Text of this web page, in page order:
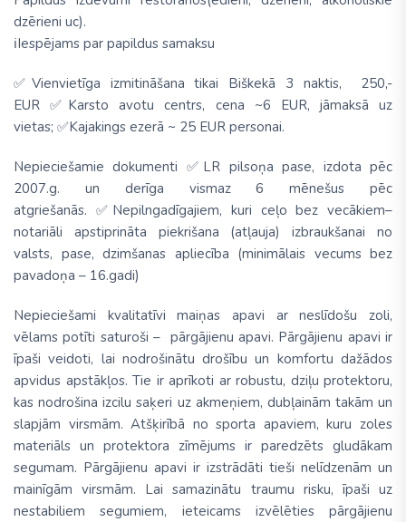
dzērieni uc).
ℹIespējams par papildus samaksu
✅ Vienvietīga izmitināšana tikai Biškekā 3 naktis, 250,-
EUR ✅ Karsto avotu centrs, cena ~6 EUR, jāmaksā uz
vietas; ✅Kajakings ezerā ~ 25 EUR personai.
Nepieciešamie dokumenti ✅ LR pilsoņa pase, izdota pēc
2007.g. un derīga vismaz 6 mēnešus pēc
atgriešanās. ✅ Nepilngadīgajiem, kuri ceļo bez vecākiem–
notariāli apstiprināta piekrišana (atļauja) izbraukšanai no
valsts, pase, dzimšanas apliecība (minimālais vecums bez
pavadoņa – 16.gadi)
Nepieciešami kvalitatīvi maiņas apavi ar neslīdošu zoli,
vēlams potīti saturoši – pārgājienu apavi. Pārgājienu apavi ir
īpaši veidoti, lai nodrošinātu drošību un komfortu dažādos
apvidus apstākļos. Tie ir aprīkoti ar robustu, dziļu protektoru,
kas nodrošina izcilu saķeri uz akmeņiem, dubļainām takām un
slapjām virsmām. Atšķirībā no sporta apaviem, kuru zoles
materiāls un protektora zīmējums ir paredzēts gludākam
segumam. Pārgājienu apavi ir izstrādāti tieši nelīdzenām un
mainīgām virsmām. Lai samazinātu traumu risku, īpaši uz
nestabiliem segumiem, ieteicams izvēlēties pārgājienu